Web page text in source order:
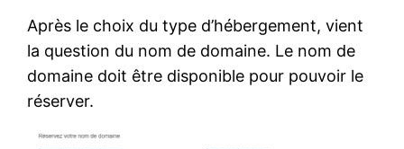
Après le choix du type d’hébergement, vient
la question du nom de domaine. Le nom de
domaine doit être disponible pour pouvoir le
réserver.